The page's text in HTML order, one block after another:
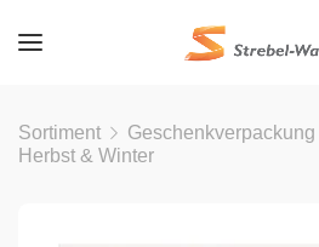
Sortiment Geschenkverpackung
Herbst & Winter